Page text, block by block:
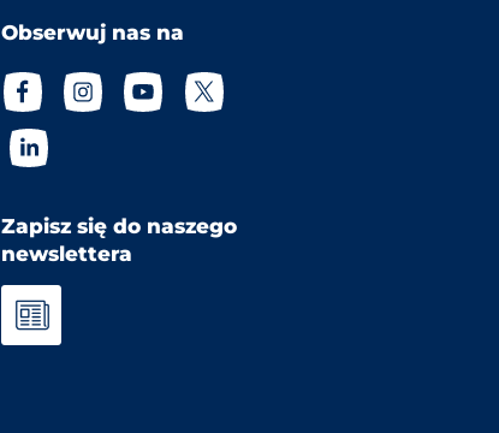
Obserwuj nas na
Zapisz się do naszego
newslettera